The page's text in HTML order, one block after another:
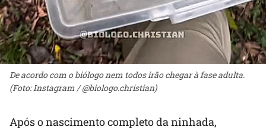
De acordo com o biólogo nem todos irão chegar à fase adulta.
(Foto: Instagram / @biologo.christian)
Após o nascimento completo da ninhada,